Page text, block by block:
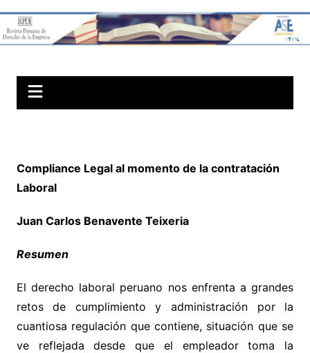
content
Revista Peruana
Societarios
Compliance Legal al momento de la contratación
Laboral
Juan Carlos Benavente Teixeria
Resumen
El derecho laboral peruano nos enfrenta a grandes
retos de cumplimiento y administración por la
cuantiosa regulación que contiene, situación que se
ve reflejada desde que el empleador toma la